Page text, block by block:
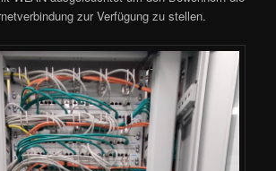
zur Verfügung zu stellen.